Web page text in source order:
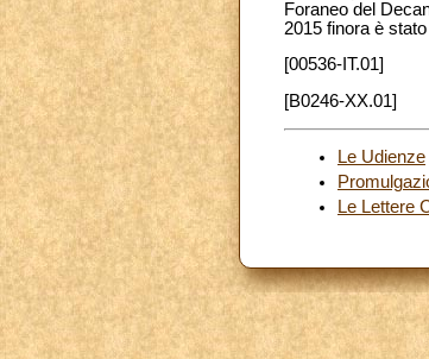
Foraneo del
2015 finora è
[00536-IT.01]
[B0246-XX.01]
Le Udienze
Le Lettere